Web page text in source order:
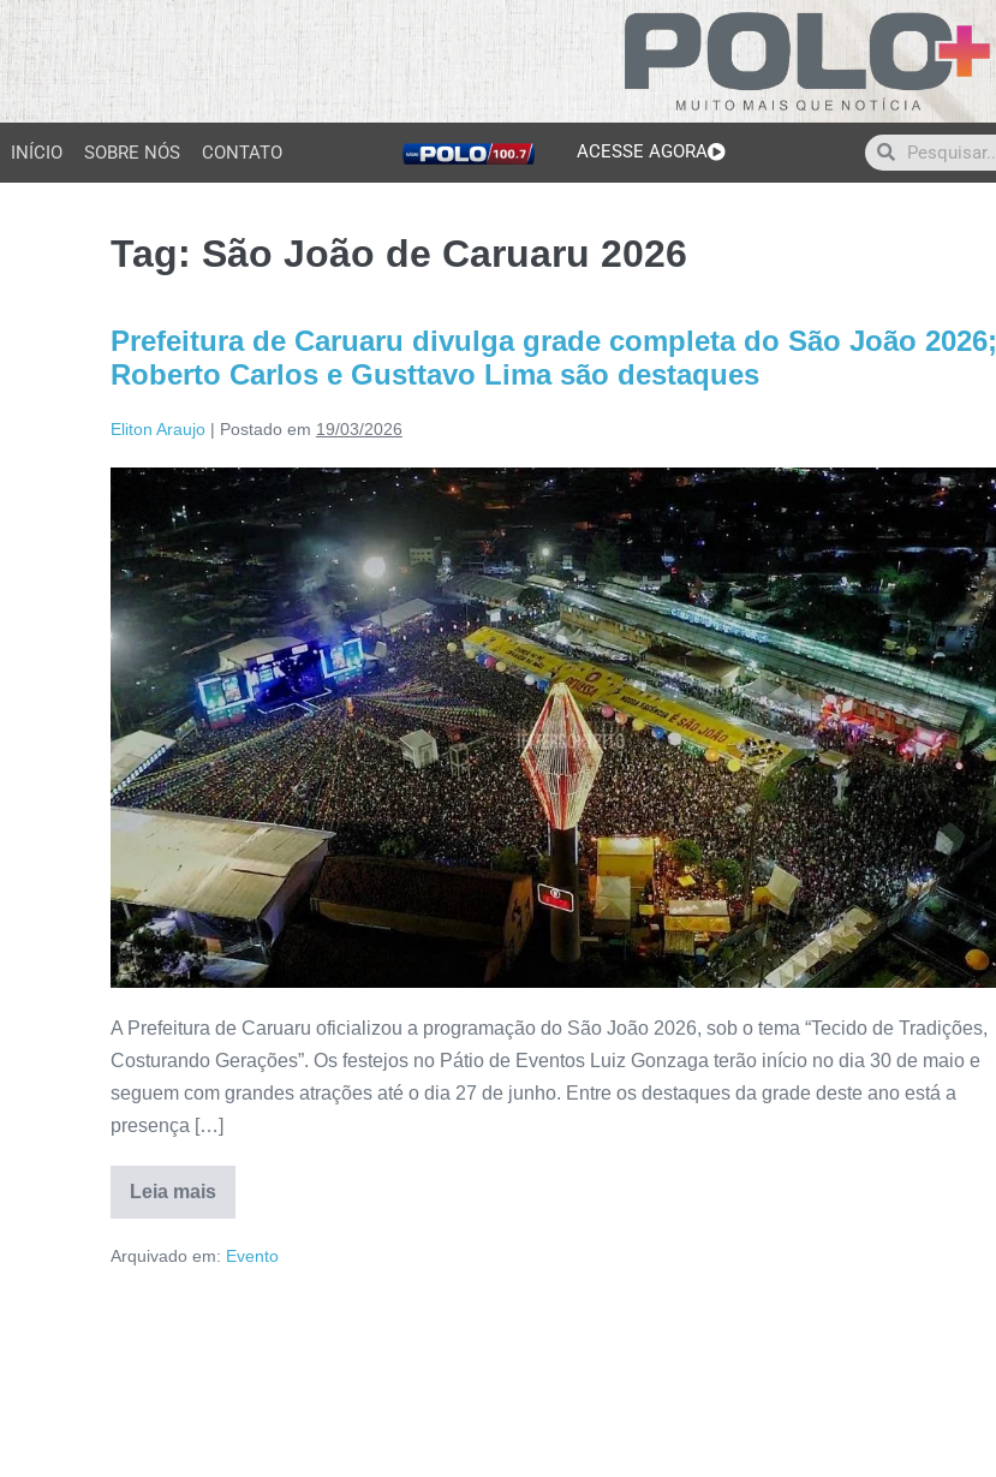
INÍCIO SOBRE NÓS CONTATO ACESSE AGORA
Tag: São João de Caruaru 2026
Prefeitura de Caruaru divulga grade completa do São João 2026;
Roberto Carlos e Gusttavo Lima são destaques
Eliton Araujo | Postado em 19/03/2026
A Prefeitura de Caruaru oficializou a programação do São João 2026, sob o tema “Tecido de Tradições,
Costurando Gerações”. Os festejos no Pátio de Eventos Luiz Gonzaga terão início no dia 30 de maio e
seguem com grandes atrações até o dia 27 de junho. Entre os destaques da grade deste ano está a
presença […]
Leia mais
Arquivado em: Evento